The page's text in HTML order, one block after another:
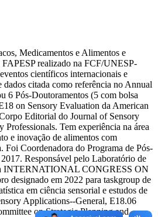
Medicamentos e Alimentos e
realizado na FCF/UNESP-
científicos internacionais e
citada como referência no Annual
6 Pós-Doutoramentos (5 com bolsa
on Sensory Evaluation da American
Editorial do Journal of Sensory
Tem experiência na área
e inovação de alimentos com
Coordenadora do Programa de Pós-
Responsável pelo Laboratório de
INTERNATIONAL CONGRESS ON
em 2022 para taskgroup de
em ciência sensorial e estudos de
Applications--General, E18.06
on Strategic Planning and